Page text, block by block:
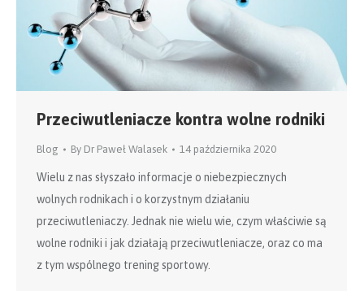
Przeciwutleniacze kontra wolne rodniki
Blog By Dr Paweł Walasek 14 października 2020
Wielu z nas słyszało informacje o niebezpiecznych
wolnych rodnikach i o korzystnym działaniu
przeciwutleniaczy. Jednak nie wielu wie, czym właściwie są
wolne rodniki i jak działają przeciwutleniacze, oraz co ma
z tym wspólnego trening sportowy.